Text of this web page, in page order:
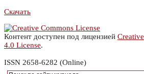
Скачать
Контент доступен под лицензией
4.0 License.
ISSN 2658-6282 (Online)